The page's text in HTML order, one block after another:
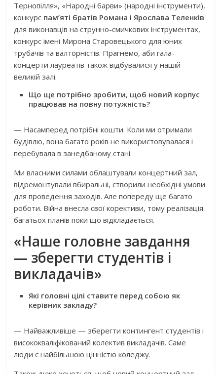
Тернопілля», «Народні барви» (народні інструменти),
конкурс пам’яті братів Романа і Ярослава Теленків
для виконавців на струнно-смичкових інструментах,
конкурс імені Мирона Старовецького для юних
трубачів та валторністів. Прагнемо, аби гала-
концерти лауреатів також відбувалися у нашій
великій залі.
Що ще потрібно зробити, щоб новий корпус
працював на повну потужність?
— Насамперед потрібні кошти. Коли ми отримали
будівлю, вона багато років не використовувалася і
перебувала в занедбаному стані.
Ми власними силами облаштували концертний зал,
відремонтували вбиральні, створили необхідні умови
для проведення заходів. Але попереду ще багато
роботи. Війна внесла свої корективи, тому реалізація
багатьох планів поки що відкладається.
«Наше головне завдання
— зберегти студентів і
викладачів»
Які головні цілі ставите перед собою як
керівник закладу?
— Найважливіше — зберегти контингент студентів і
висококваліфікований колектив викладачів. Саме
люди є найбільшою цінністю коледжу.